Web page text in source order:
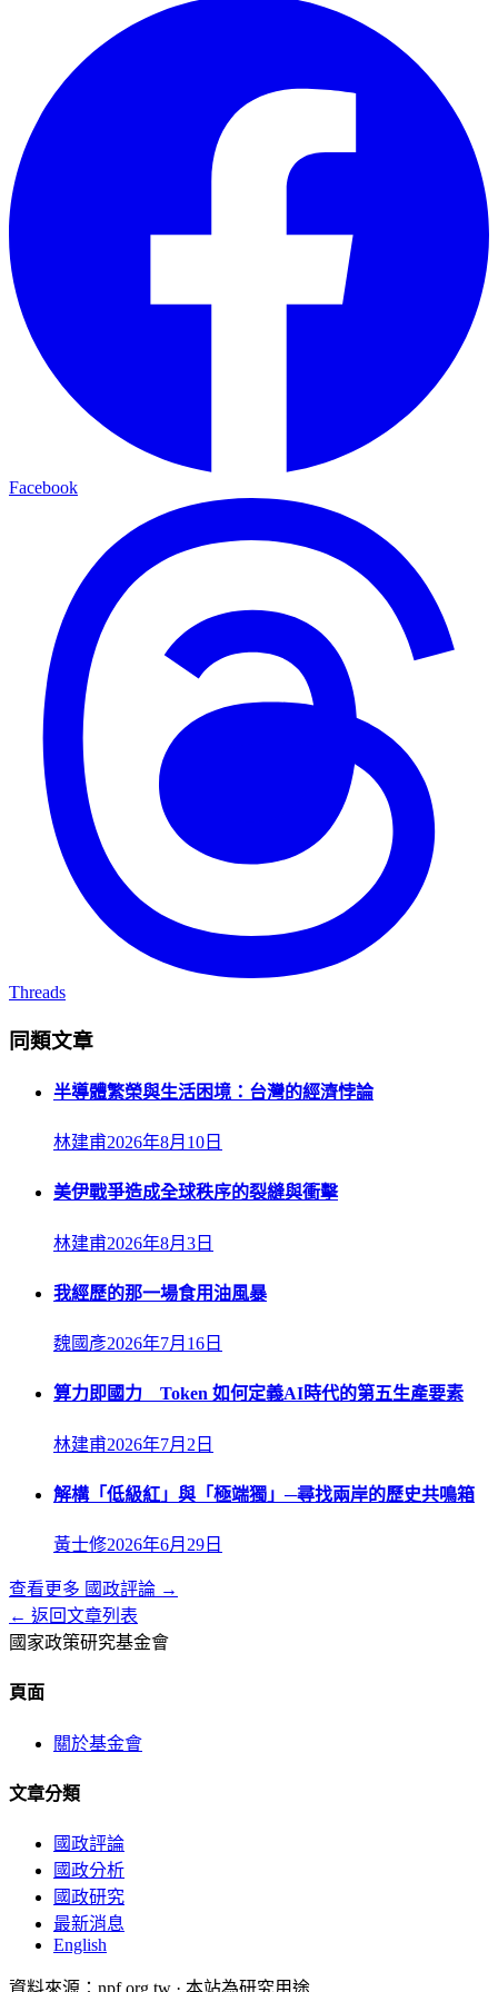
Facebook
Threads
同類文章
半導體繁榮與生活困境：台灣的經濟悖論
林建甫2026年8月10日
美伊戰爭造成全球秩序的裂縫與衝擊
林建甫2026年8月3日
我經歷的那一場食用油風暴
魏國彥2026年7月16日
算力即國力 Token 如何定義AI時代的第五生產要素
林建甫2026年7月2日
解構「低級紅」與「極端獨」─尋找兩岸的歷史共鳴箱
黃士修2026年6月29日
查看更多 國政評論 →
← 返回文章列表
國家政策研究基金會
頁面
關於基金會
文章分類
國政評論
國政分析
國政研究
最新消息
English